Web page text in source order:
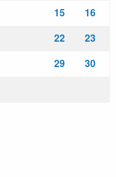
15
16
22
23
29
30